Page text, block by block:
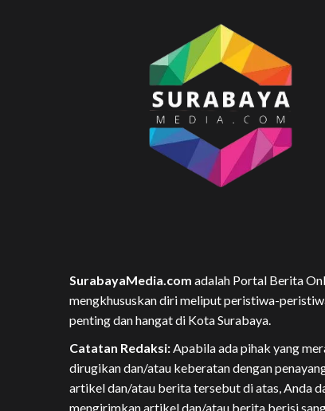
SurabayaMedia.com adalah Portal Berita
mengkhususkan diri meliput peristiwa-
penting dan hangat di Kota Surabaya.
Catatan Redaksi:Apabila ada pihak yang
dirugikan dan/atau keberatan dengan
artikel dan/atau berita tersebut di atas, Anda
mengirimkan artikel dan/atau berita berisi